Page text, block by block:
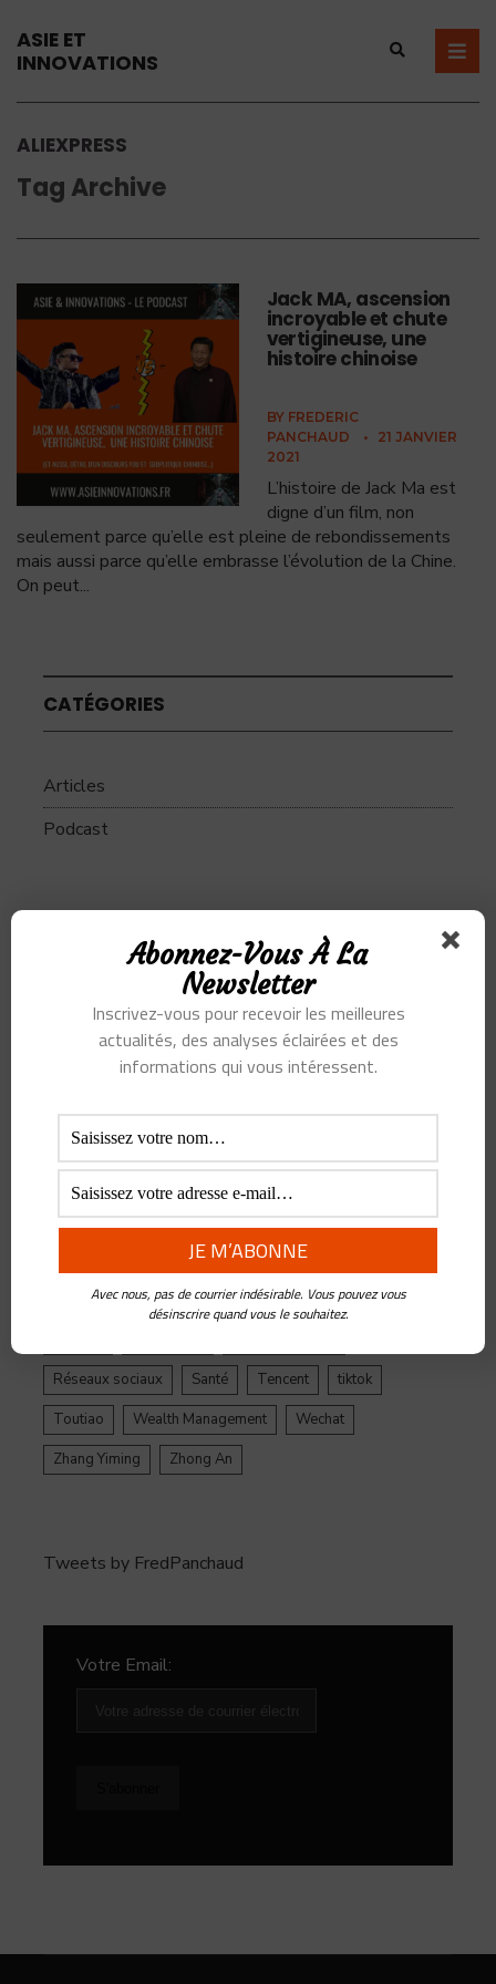
ASIE ET
INNOVATIONS
ALIEXPRESS
Tag Archive
Jack MA, ascension
incroyable et chute
vertigineuse, une
histoire chinoise
BY FREDERIC
PANCHAUD
•
21 JANVIER
2021
L’histoire de Jack Ma est
digne d’un film, non
seulement parce qu’elle est pleine de rebondissements
mais aussi parce qu’elle embrasse l’évolution de la Chine.
On peut...
CATÉGORIES
Articles
Podcast
Alibaba Alihealth Alipay ant
Ant Group
Assurance Banque BATX
Blockchain
Douyin
Ecosystème
Gestion de Patrimoine
Google Inde
Influenceur
Intelligence Artificielle
Jinri Toutiao
Live Streaming LuFax
Management
Réseaux sociaux
Santé Tencent
tiktok
Toutiao
Wealth Management
Wechat
Zhang Yiming
Zhong An
Tweets by FredPanchaud
Votre Email:
Abonnez-Vous À La
Newsletter
Inscrivez-vous pour recevoir les meilleures
actualités, des analyses éclairées et des
informations qui vous intéressent.
Avec nous, pas de courrier indésirable. Vous pouvez vous
désinscrire quand vous le souhaitez.